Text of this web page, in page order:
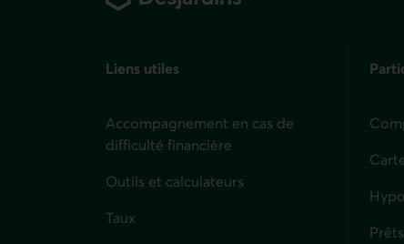
Liens utiles
Accompagnement en cas de
difficulté financière
Outils et calculateurs
Taux